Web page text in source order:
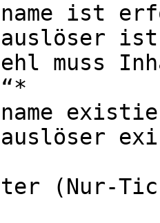
ist
muss
(Nur-